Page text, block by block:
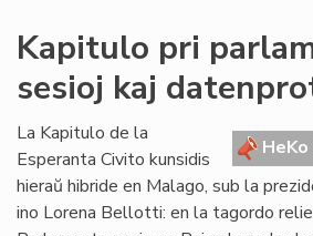
Kapitulo pri
sesioj kaj
La Kapitulo de la
Esperanta Civito kunsidis
hieraŭ hibride en Malago, sub la
ino Lorena Bellotti: en la tagordo